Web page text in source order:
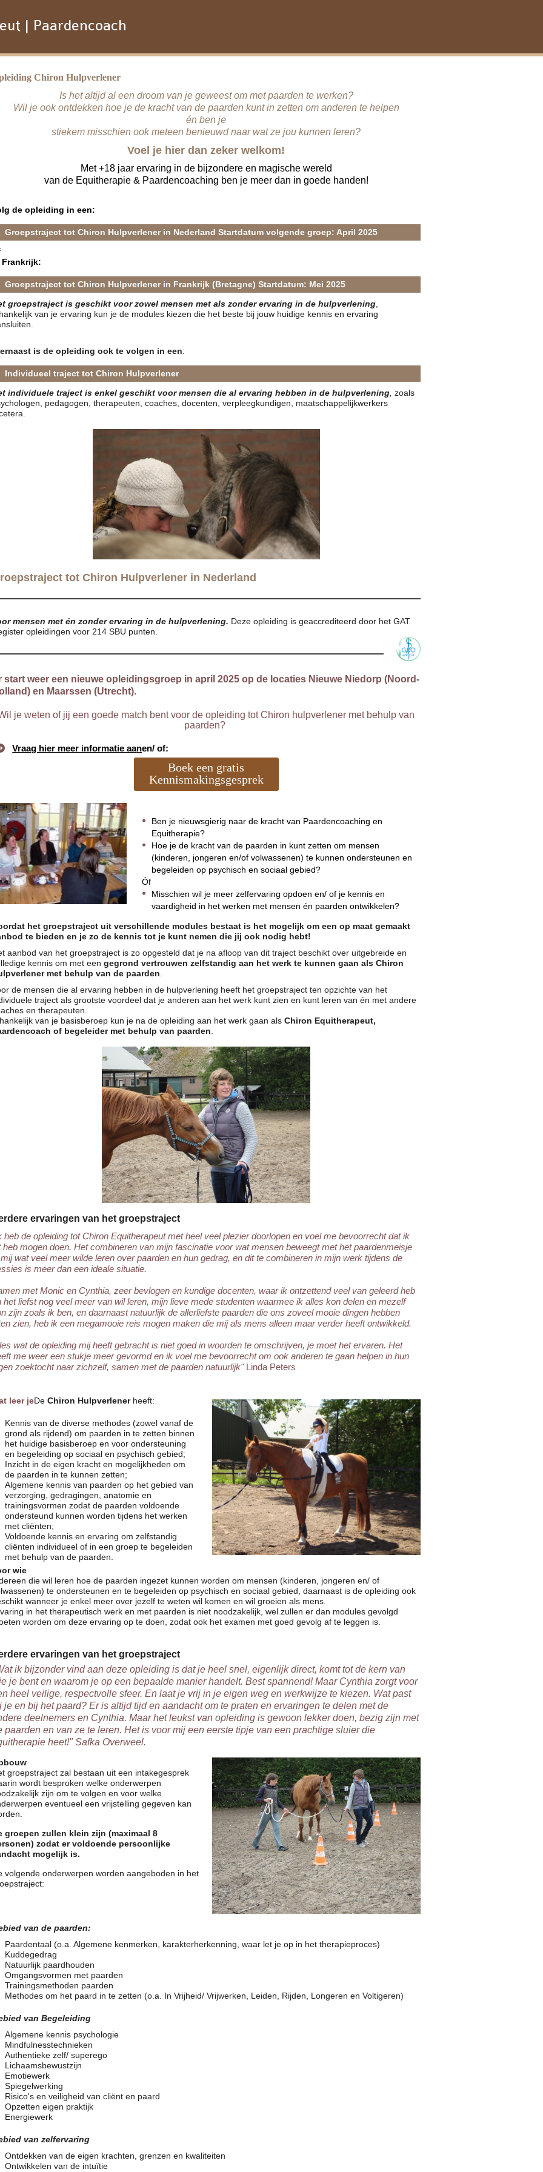
| Paardencoach
Chiron Hulpverlener
Is het altijd al een droom van je geweest om met paarden te werken?
Wil je ook ontdekken hoe je de kracht van de paarden kunt in zetten om anderen te helpen
én ben je
stiekem misschien ook meteen benieuwd naar wat ze jou kunnen leren?
Voel je hier dan zeker welkom!
Met +18 jaar ervaring in de bijzondere en magische wereld
van de Equitherapie & Paardencoaching ben je meer dan in goede handen!
de opleiding in een:
Groepstraject tot Chiron Hulpverlener in Nederland Startdatum volgende groep: April 2025
Frankrijk:
Groepstraject tot Chiron Hulpverlener in Frankrijk (Bretagne) Startdatum: Mei 2025
groepstraject is geschikt voor zowel mensen met als zonder ervaring in de hulpverlening
van je ervaring kun je de modules kiezen die het beste bij jouw huidige kennis en ervaring
is de opleiding ook te volgen in een:
Individueel traject tot Chiron Hulpverlener
individuele traject is enkel geschikt voor mensen die al ervaring hebben in de hulpverlening zoals
pedagogen, therapeuten, coaches, docenten, verpleegkundigen, maatschappelijkwerkers
tot Chiron Hulpverlener in Nederland
mensen met én zonder ervaring in de hulpverlening. Deze opleiding is geaccrediteerd door het GAT
opleidingen voor 214 SBU punten.
start weer een nieuwe opleidingsgroep in april 2025 op de locaties Nieuwe Niedorp (Noord-
en Maarssen (Utrecht).
je weten of jij een goede match bent voor de opleiding tot Chiron hulpverlener met behulp van
paarden?
Vraag hier meer informatie aanen/ of:
Boek een gratis
Kennismakingsgesprek
Ben je nieuwsgierig naar de kracht van Paardencoaching en
Equitherapie?
Hoe je de kracht van de paarden in kunt zetten om mensen
(kinderen, jongeren en/of volwassenen) te kunnen ondersteunen en
begeleiden op psychisch en sociaal gebied?
Óf
Misschien wil je meer zelfervaring opdoen en/ of je kennis en
vaardigheid in het werken met mensen én paarden ontwikkelen?
het groepstraject uit verschillende modules bestaat is het mogelijk om een op maat gemaakt
te bieden en je zo de kennis tot je kunt nemen die jij ook nodig hebt!
aanbod van het groepstraject is zo opgesteld dat je na afloop van dit traject beschikt over uitgebreide en
kennis om met eengegrond vertrouwen zelfstandig aan het werk te kunnen gaan als Chiron
met behulp van de paarden.
de mensen die al ervaring hebben in de hulpverlening heeft het groepstraject ten opzichte van het
traject als grootste voordeel dat je anderen aan het werk kunt zien en kunt leren van én met andere
en therapeuten.
van je basisberoep kun je na de opleiding aan het werk gaan alsChiron Equitherapeut,
of begeleider met behulp van paarden.
ervaringen van het groepstraject
heb de opleiding tot Chiron Equitherapeut met heel veel plezier doorlopen en voel me bevoorrecht dat ik
heb mogen doen. Het combineren van mijn fascinatie voor wat mensen beweegt met het paardenmeisje
wat veel meer wilde leren over paarden en hun gedrag, en dit te combineren in mijn werk tijdens de
is meer dan een ideale situatie.
met Monic en Cynthia, zeer bevlogen en kundige docenten, waar ik ontzettend veel van geleerd heb
het liefst nog veel meer van wil leren, mijn lieve mede studenten waarmee ik alles kon delen en mezelf
zijn zoals ik ben, en daarnaast natuurlijk de allerliefste paarden die ons zoveel mooie dingen hebben
zien, heb ik een megamooie reis mogen maken die mij als mens alleen maar verder heeft ontwikkeld.
wat de opleiding mij heeft gebracht is niet goed in woorden te omschrijven, je moet het ervaren. Het
me weer een stukje meer gevormd en ik voel me bevoorrecht om ook anderen te gaan helpen in hun
zoektocht naar zichzelf, samen met de paarden natuurlijk" Linda Peters
leer jeDeChiron Hulpverlenerheeft:
Kennis van de diverse methodes (zowel vanaf de
grond als rijdend) om paarden in te zetten binnen
het huidige basisberoep en voor ondersteuning
en begeleiding op sociaal en psychisch gebied;
Inzicht in de eigen kracht en mogelijkheden om
de paarden in te kunnen zetten;
Algemene kennis van paarden op het gebied van
verzorging, gedragingen, anatomie en
trainingsvormen zodat de paarden voldoende
ondersteund kunnen worden tijdens het werken
met cliënten;
Voldoende kennis en ervaring om zelfstandig
cliënten individueel of in een groep te begeleiden
met behulp van de paarden.
wie
die wil leren hoe de paarden ingezet kunnen worden om mensen (kinderen, jongeren en/ of
te ondersteunen en te begeleiden op psychisch en sociaal gebied, daarnaast is de opleiding ook
wanneer je enkel meer over jezelf te weten wil komen en wil groeien als mens.
in het therapeutisch werk en met paarden is niet noodzakelijk, wel zullen er dan modules gevolgd
worden om deze ervaring op te doen, zodat ook het examen met goed gevolg af te leggen is.
ervaringen van het groepstraject
ik bijzonder vind aan deze opleiding is dat je heel snel, eigenlijk direct, komt tot de kern van
je bent en waarom je op een bepaalde manier handelt. Best spannend! Maar Cynthia zorgt voor
heel veilige, respectvolle sfeer. En laat je vrij in je eigen weg en werkwijze te kiezen. Wat past
je en bij het paard? Er is altijd tijd en aandacht om te praten en ervaringen te delen met de
deelnemers en Cynthia. Maar het leukst van opleiding is gewoon lekker doen, bezig zijn met
paarden en van ze te leren. Het is voor mij een eerste tipje van een prachtige sluier die
heet!" Safka Overweel.
groepstraject zal bestaan uit een intakegesprek
wordt besproken welke onderwerpen
zijn om te volgen en voor welke
eventueel een vrijstelling gegeven kan
groepen zullen klein zijn (maximaal 8
zodat er voldoende persoonlijke
mogelijk is.
volgende onderwerpen worden aangeboden in het
van de paarden:
Paardentaal (o.a. Algemene kenmerken, karakterherkenning, waar let je op in het therapieproces)
Kuddegedrag
Natuurlijk paardhouden
Omgangsvormen met paarden
Trainingsmethoden paarden
Methodes om het paard in te zetten (o.a. In Vrijheid/ Vrijwerken, Leiden, Rijden, Longeren en Voltigeren)
van Begeleiding
Algemene kennis psychologie
Mindfulnesstechnieken
Authentieke zelf/ superego
Lichaamsbewustzijn
Emotiewerk
Spiegelwerking
Risico's en veiligheid van cliënt en paard
Opzetten eigen praktijk
Energiewerk
van zelfervaring
Ontdekken van de eigen krachten, grenzen en kwaliteiten
Ontwikkelen van de intuïtie